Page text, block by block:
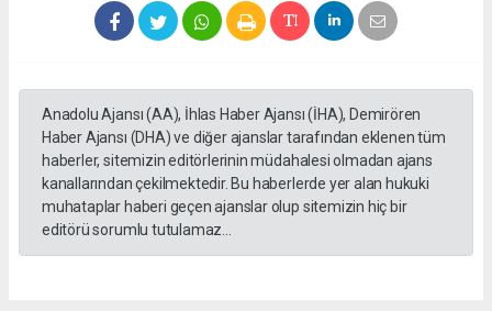
Anadolu Ajansı (AA), İhlas Haber Ajansı (İHA), Demirören
Haber Ajansı (DHA) ve diğer ajanslar tarafından eklenen tüm
haberler, sitemizin editörlerinin müdahalesi olmadan ajans
kanallarından çekilmektedir. Bu haberlerde yer alan hukuki
muhataplar haberi geçen ajanslar olup sitemizin hiç bir
editörü sorumlu tutulamaz...